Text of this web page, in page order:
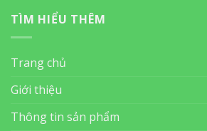
TÌM HIỂU THÊM
Trang chủ
Giới thiệu
Thông tin sản phẩm